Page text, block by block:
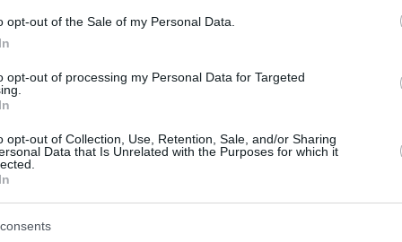
opt-out of the Sale of my Personal Data.
opt-out of processing my Personal Data for Targeted
opt-out of Collection, Use, Retention, Sale, and/or Sharing
Data that Is Unrelated with the Purposes for which it
κομμάτια και έτσι ξεκίνησε η συνεργασία
in Paris.
ωστόσο, έπειτα, ανέφερε πως από τότε
με τον ίδιο τρόπο τα ρούχα για το έργο:
πολύ τα πράγματα από τότε και η Λίλι
150 χιλιάδες δολάρια για να φορέσει ένα
ο μόνος που πληρώθηκε